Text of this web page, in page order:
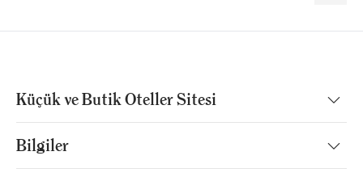
Küçük ve Butik Oteller Sitesi
Bilgiler